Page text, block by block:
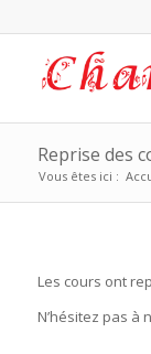
Reprise des
Vous êtes ici :
Les cours ont
N’hésitez pas à